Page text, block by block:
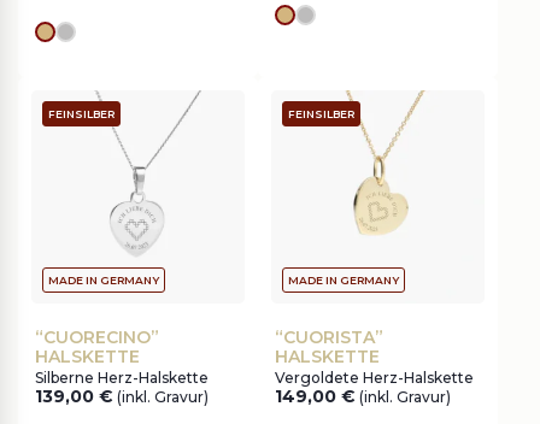
Goldes
silver
Goldes
silver
FEINSILBER
MADE IN GERMANY
“CUORECINO”
HALSKETTE
Silberne Herz-Halskette
139,00 € (inkl. Gravur)
FEINSILBER
MADE IN GERMANY
“CUORISTA”
HALSKETTE
Vergoldete Herz-Halskette
149,00 € (inkl. Gravur)